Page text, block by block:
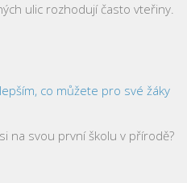
ulic rozhodují často vteřiny.
co můžete pro své žáky
na svou první školu v přírodě?